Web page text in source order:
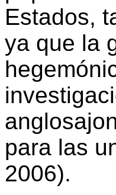
Estados,
ya que la
para las
2006).